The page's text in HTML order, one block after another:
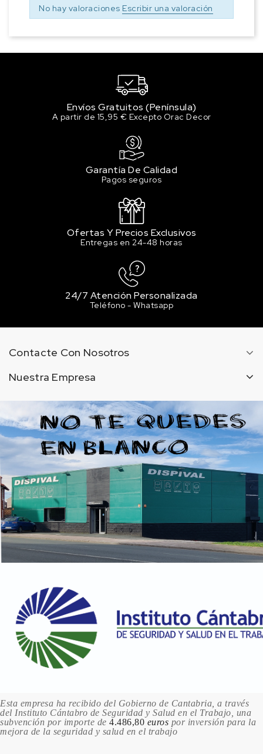
No hay valoraciones Escribir una valoración
Envíos Gratuitos (Península)
A partir de 15,95 € Excepto Orac Decor
Garantía De Calidad
Pagos seguros
Ofertas Y Precios Exclusivos
Entregas en 24-48 horas
24/7 Atención Personalizada
Teléfono - Whatsapp
Contacte Con Nosotros
Nuestra Empresa
Esta empresa ha recibido del Gobierno de Cantabria, a través
del Instituto Cántabro de Seguridad y Salud en el Trabajo, una
subvención por importe de 4.486,80 euros por inversión para la
mejora de la seguridad y salud en el trabajo